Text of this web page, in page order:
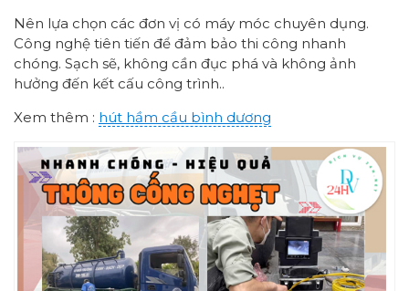
Nên lựa chọn các đơn vị có máy móc chuyên dụng.
Công nghệ tiên tiến để đảm bảo thi công nhanh
chóng. Sạch sẽ, không cần đục phá và không ảnh
hưởng đến kết cấu công trình..
Xem thêm : hút hầm cầu bình dương